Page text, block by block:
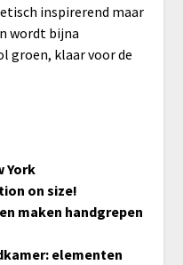
inspirerend maar
wordt bijna
groen, klaar voor de
York
on size!
maken handgrepen
elementen